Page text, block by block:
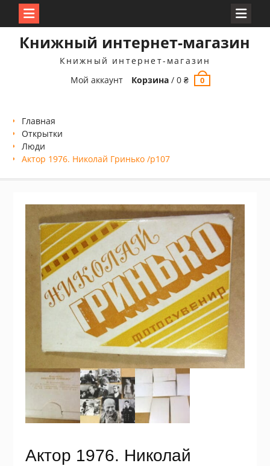
Книжный интернет-магазин
Книжный интернет-магазин
Мой аккаунт
Корзина /0₴ 0
Главная
Открытки
Люди
Актор 1976. Николай Гринько /p107
Актор 1976. Николай